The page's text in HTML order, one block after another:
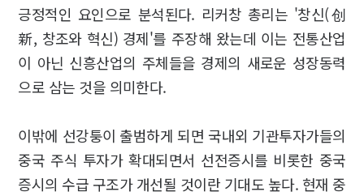
긍정적인 요인으로 분석된다. 리커창 총리는 '창신(创
新, 창조와 혁신) 경제'를 주장해 왔는데 이는 전통산업
이 아닌 신흥산업의 주체들을 경제의 새로운 성장동력
으로 삼는 것을 의미한다.
이밖에 선강퉁이 출범하게 되면 국내외 기관투자가들의
중국 주식 투자가 확대되면서 선전증시를 비롯한 중국
증시의 수급 구조가 개선될 것이란 기대도 높다. 현재 중